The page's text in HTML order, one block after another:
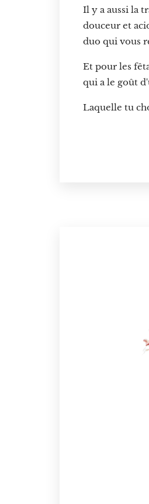
Il y a aussi la
douceur et
duo qui vous
Et pour les
qui a le goût
Laquelle tu